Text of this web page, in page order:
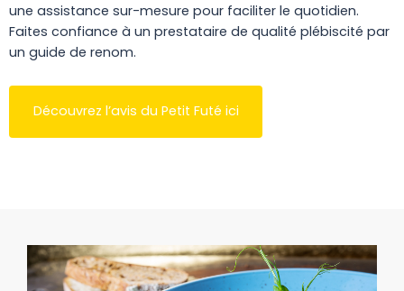
une assistance sur-mesure pour faciliter le quotidien.
Faites confiance à un prestataire de qualité plébiscité par
un guide de renom.
Découvrez l’avis du Petit Futé ici